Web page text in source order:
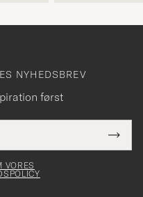
NYHEDSBREV
først
VORES